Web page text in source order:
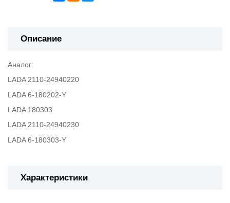
Описание
Аналог:
LADA 2110-24940220
LADA 6-180202-Y
LADA 180303
LADA 2110-24940230
LADA 6-180303-Y
Характеристики